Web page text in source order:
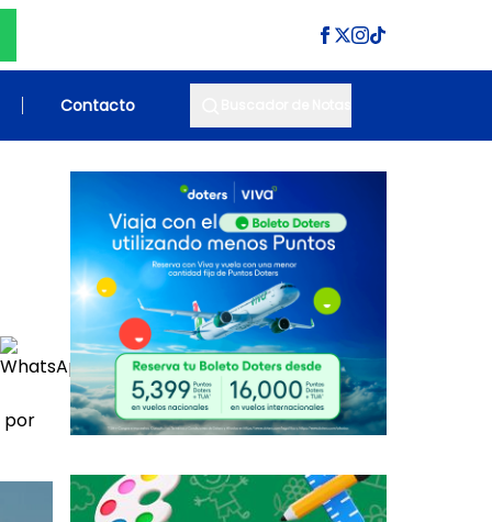
Contacto
por